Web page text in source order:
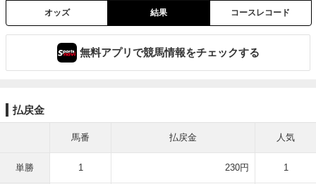
オッズ 結果 コースレコード
無料アプリで競馬情報をチェックする
払戻金
馬番 払戻金 人気
単勝 1 230円 1